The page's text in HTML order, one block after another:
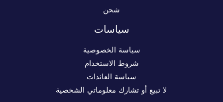
شحن
سياسات
سياسة الخصوصية
شروط الاستخدام
سياسة العائدات
لا تبيع أو تشارك معلوماتي الشخصية